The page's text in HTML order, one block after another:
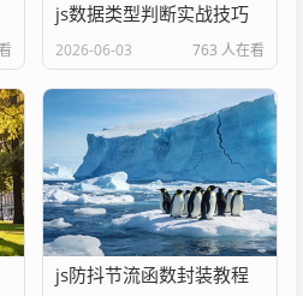
js数据类型判断实战技巧
2026-06-03 763 人在看
js防抖节流函数封装教程